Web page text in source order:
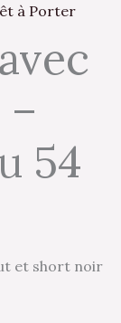
à Porter
54
et short noir